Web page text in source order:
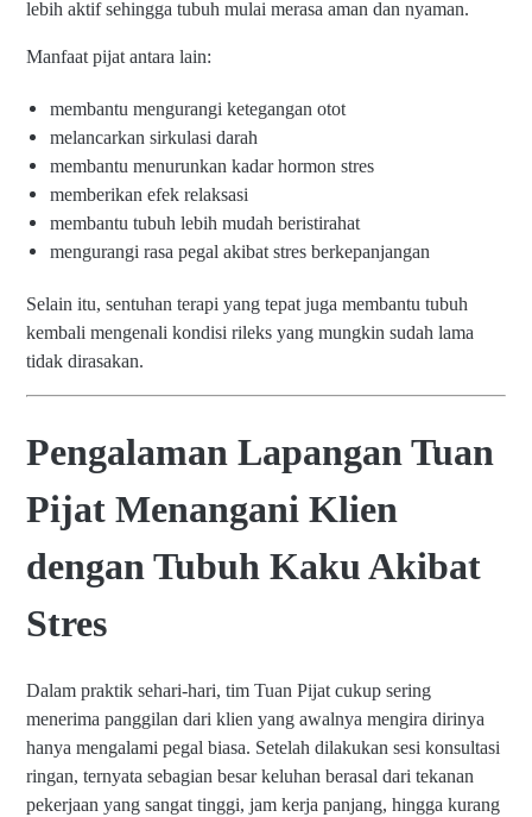
lebih aktif sehingga tubuh mulai merasa aman dan nyaman.
Manfaat pijat antara lain:
membantu mengurangi ketegangan otot
melancarkan sirkulasi darah
membantu menurunkan kadar hormon stres
memberikan efek relaksasi
membantu tubuh lebih mudah beristirahat
mengurangi rasa pegal akibat stres berkepanjangan
Selain itu, sentuhan terapi yang tepat juga membantu tubuh
kembali mengenali kondisi rileks yang mungkin sudah lama
tidak dirasakan.
Pengalaman Lapangan Tuan
Pijat Menangani Klien
dengan Tubuh Kaku Akibat
Stres
Dalam praktik sehari-hari, tim Tuan Pijat cukup sering
menerima panggilan dari klien yang awalnya mengira dirinya
hanya mengalami pegal biasa. Setelah dilakukan sesi konsultasi
ringan, ternyata sebagian besar keluhan berasal dari tekanan
pekerjaan yang sangat tinggi, jam kerja panjang, hingga kurang